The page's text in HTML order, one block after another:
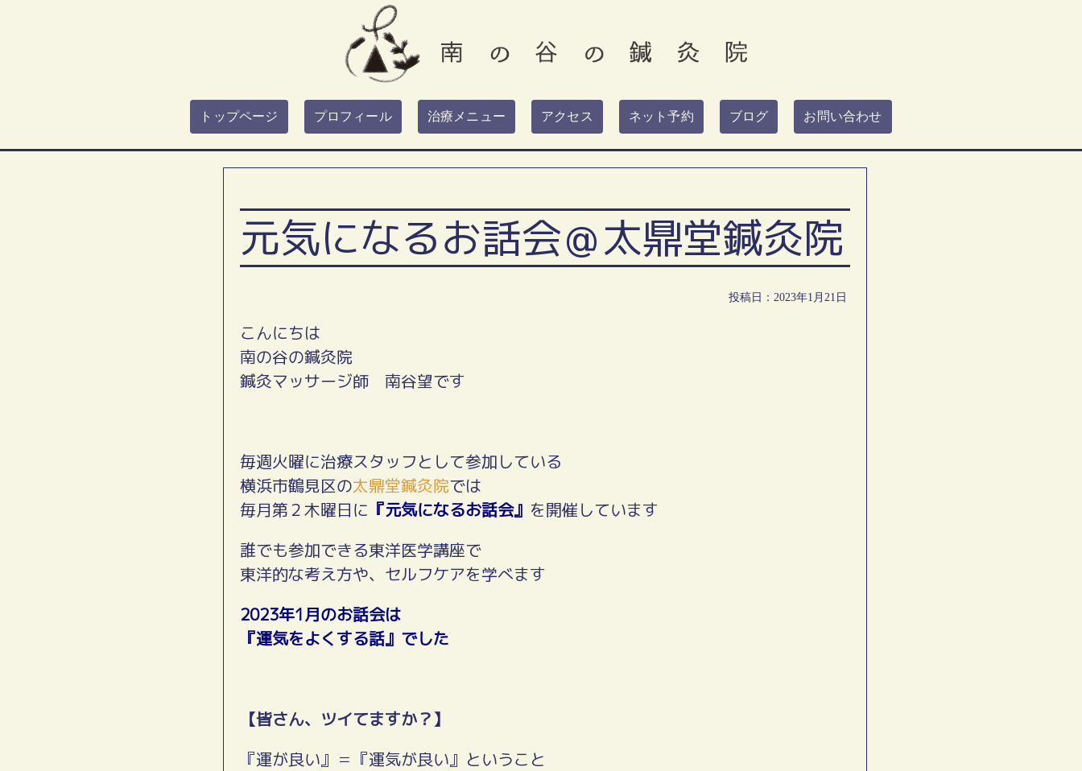
トップページ プロフィール 治療メニュー アクセス ネット予約 ブログ お問い合わせ
元気になるお話会＠太鼎堂鍼灸院
投稿日：2023年1月21日
こんにちは
南の谷の鍼灸院
鍼灸マッサージ師 南谷望です
毎週火曜に治療スタッフとして参加している
横浜市鶴見区の太鼎堂鍼灸院では
毎月第２木曜日に 『元気になるお話会』 を開催しています
誰でも参加できる東洋医学講座で
東洋的な考え方や、セルフケアを学べます
2023年1月のお話会は
『運気をよくする話』でした
【皆さん、ツイてますか？】
『運が良い』＝『運気が良い』ということ